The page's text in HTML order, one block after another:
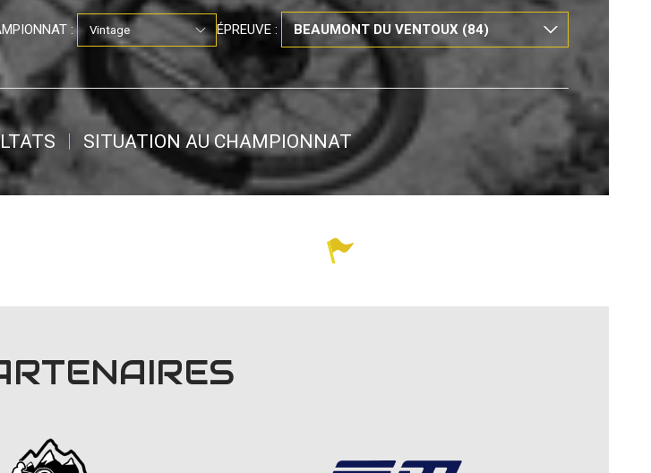
: ÉPREUVE :
SITUATION AU CHAMPIONNAT